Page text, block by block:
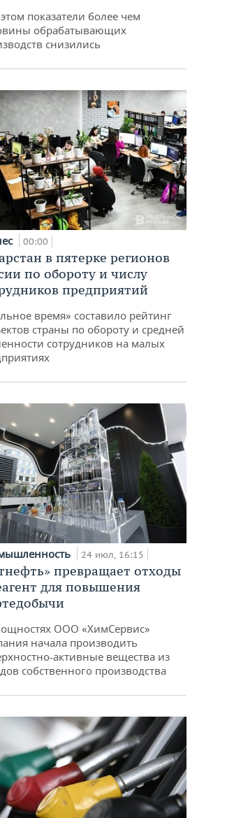
показатели более чем
обрабатывающих
снизились
00:00
в пятерке регионов
по обороту и числу
предприятий
время» составило рейтинг
страны по обороту и средней
сотрудников на малых
24 июл, 16:15
превращает отходы
для повышения
ООО «ХимСервис»
начала производить
активные вещества из
собственного производства